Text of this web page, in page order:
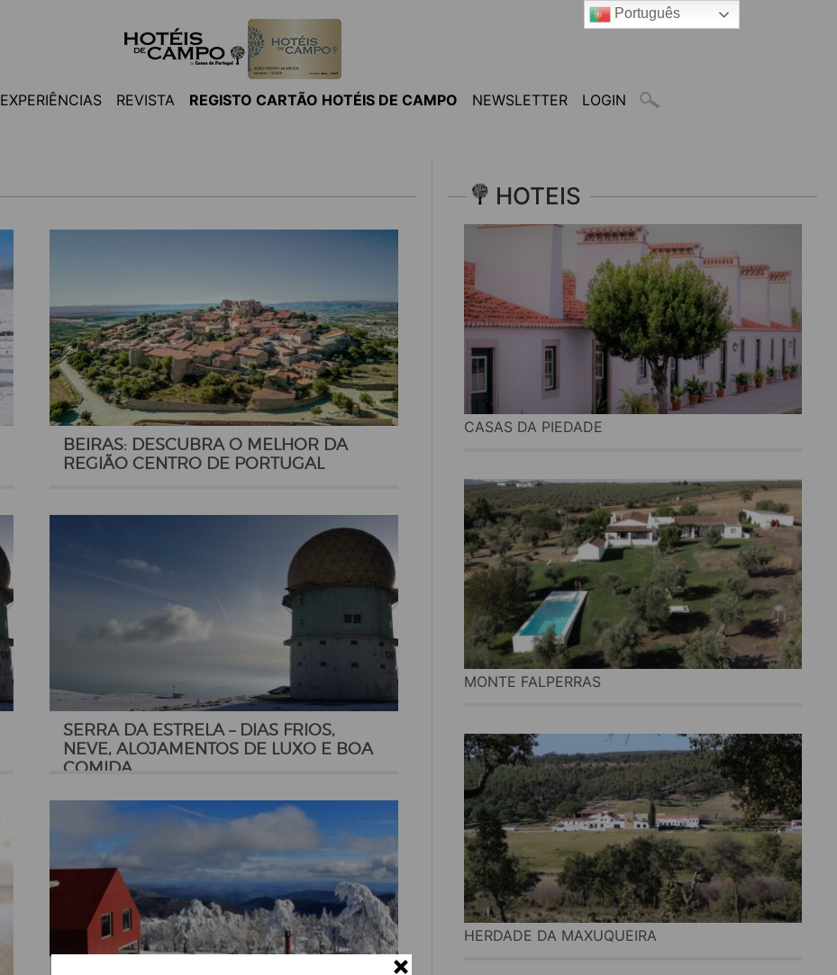
EXPERIÊNCIAS REVISTA REGISTO CARTÃO HOTÉIS DE CAMPO NEWSLETTER LOGIN
BEIRAS: DESCUBRA O MELHOR DA
REGIÃO CENTRO DE PORTUGAL
SERRA DA ESTRELA – DIAS FRIOS,
NEVE, ALOJAMENTOS DE LUXO E BOA
COMIDA
HOTEIS
CASAS DA PIEDADE
MONTE FALPERRAS
HERDADE DA MAXUQUEIRA
Português